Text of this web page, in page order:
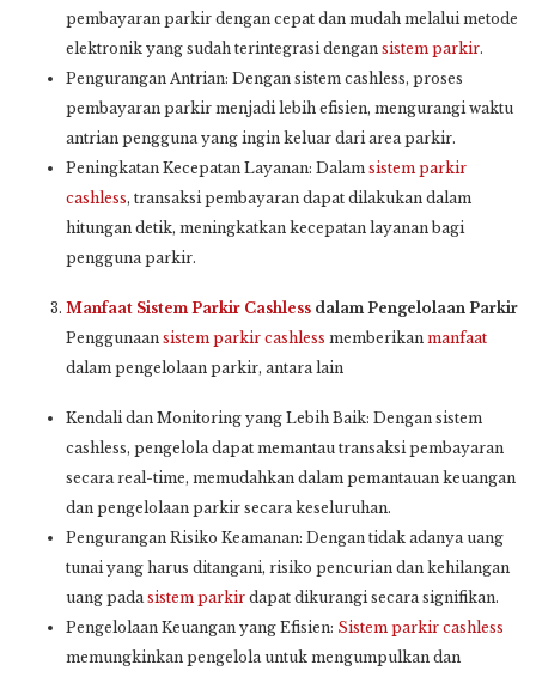
pembayaran parkir dengan cepat dan mudah melalui metode
elektronik yang sudah terintegrasi dengan sistem parkir.
Pengurangan Antrian: Dengan sistem cashless, proses
pembayaran parkir menjadi lebih efisien, mengurangi waktu
antrian pengguna yang ingin keluar dari area parkir.
Peningkatan Kecepatan Layanan: Dalam sistem parkir
cashless, transaksi pembayaran dapat dilakukan dalam
hitungan detik, meningkatkan kecepatan layanan bagi
pengguna parkir.
Manfaat Sistem Parkir Cashless dalam Pengelolaan Parkir
Penggunaan sistem parkir cashless memberikan manfaat
dalam pengelolaan parkir, antara lain
Kendali dan Monitoring yang Lebih Baik: Dengan sistem
cashless, pengelola dapat memantau transaksi pembayaran
secara real-time, memudahkan dalam pemantauan keuangan
dan pengelolaan parkir secara keseluruhan.
Pengurangan Risiko Keamanan: Dengan tidak adanya uang
tunai yang harus ditangani, risiko pencurian dan kehilangan
uang padasistem parkir dapat dikurangi secara signifikan.
Pengelolaan Keuangan yang Efisien: Sistem parkir cashless
memungkinkan pengelola untuk mengumpulkan dan